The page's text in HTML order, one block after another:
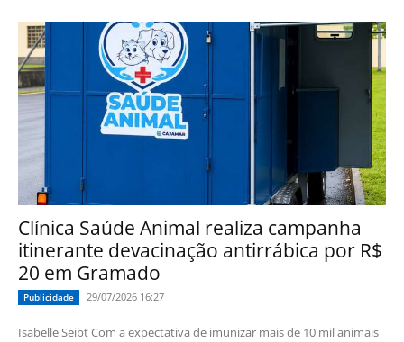
Clínica Saúde Animal realiza campanha
itinerante devacinação antirrábica por R$
20 em Gramado
Publicidade 29/07/2026 16:27
Isabelle Seibt Com a expectativa de imunizar mais de 10 mil animais